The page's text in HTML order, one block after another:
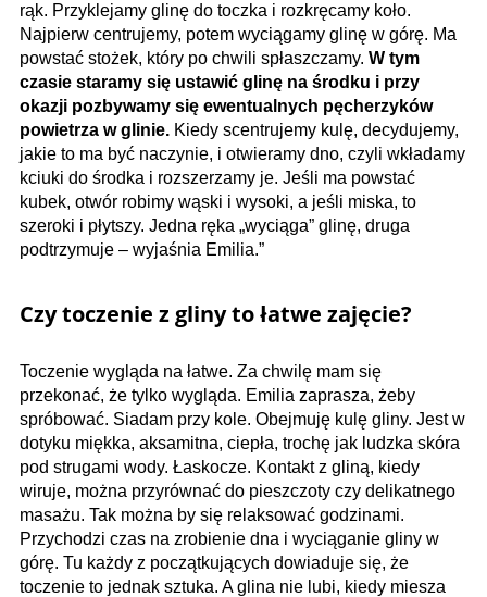
rąk. Przyklejamy glinę do toczka i rozkręcamy koło.
Najpierw centrujemy, potem wyciągamy glinę w górę. Ma
powstać stożek, który po chwili spłaszczamy. W tym
czasie staramy się ustawić glinę na środku i przy
okazji pozbywamy się ewentualnych pęcherzyków
powietrza w glinie. Kiedy scentrujemy kulę, decydujemy,
jakie to ma być naczynie, i otwieramy dno, czyli wkładamy
kciuki do środka i rozszerzamy je. Jeśli ma powstać
kubek, otwór robimy wąski i wysoki, a jeśli miska, to
szeroki i płytszy. Jedna ręka „wyciąga” glinę, druga
podtrzymuje – wyjaśnia Emilia.”
Czy toczenie z gliny to łatwe zajęcie?
Toczenie wygląda na łatwe. Za chwilę mam się
przekonać, że tylko wygląda. Emilia zaprasza, żeby
spróbować. Siadam przy kole. Obejmuję kulę gliny. Jest w
dotyku miękka, aksamitna, ciepła, trochę jak ludzka skóra
pod strugami wody. Łaskocze. Kontakt z gliną, kiedy
wiruje, można przyrównać do pieszczoty czy delikatnego
masażu. Tak można by się relaksować godzinami.
Przychodzi czas na zrobienie dna i wyciąganie gliny w
górę. Tu każdy z początkujących dowiaduje się, że
toczenie to jednak sztuka. A glina nie lubi, kiedy miesza